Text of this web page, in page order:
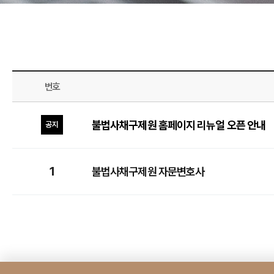
번호
공지 불법사채구제원 홈페이지 리뉴얼 오픈 안내
1 불법사채구제원 자문변호사